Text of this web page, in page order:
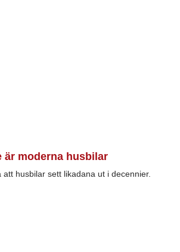
är moderna husbilar
husbilar sett likadana ut i decennier.